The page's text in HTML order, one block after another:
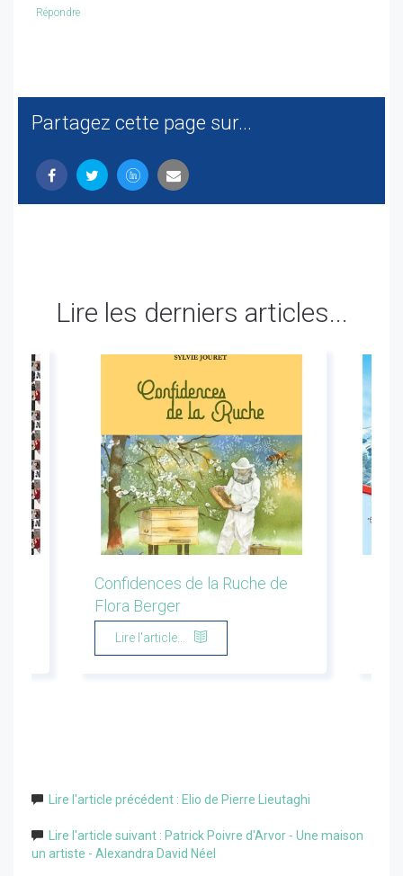
Répondre
Partagez cette page sur...
Lire les derniers articles...
Confidences de la Ruche de
Flora Berger
Lire l'article...
Lire l'article précédent : Elio de Pierre Lieutaghi
Lire l'article suivant : Patrick Poivre d'Arvor - Une maison
un artiste - Alexandra David Néel